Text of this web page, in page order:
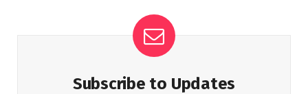
Subscribe to Updates